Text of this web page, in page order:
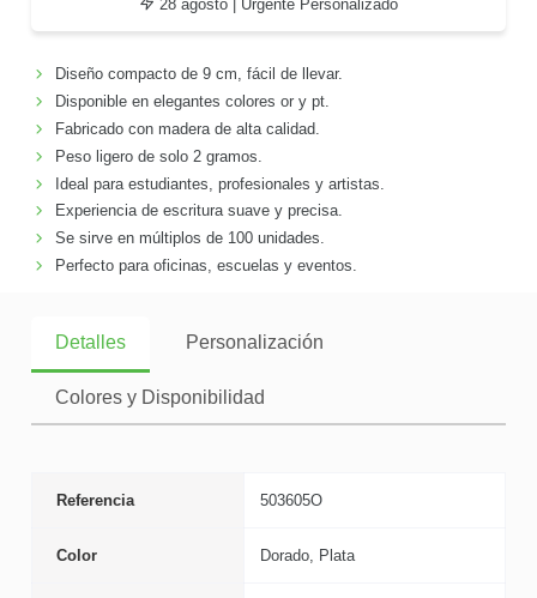
28 agosto | Urgente Personalizado
Diseño compacto de 9 cm, fácil de llevar.
Disponible en elegantes colores or y pt.
Fabricado con madera de alta calidad.
Peso ligero de solo 2 gramos.
Ideal para estudiantes, profesionales y artistas.
Experiencia de escritura suave y precisa.
Se sirve en múltiplos de 100 unidades.
Perfecto para oficinas, escuelas y eventos.
Detalles Personalización
Colores y Disponibilidad
Referencia 503605O
Color Dorado, Plata